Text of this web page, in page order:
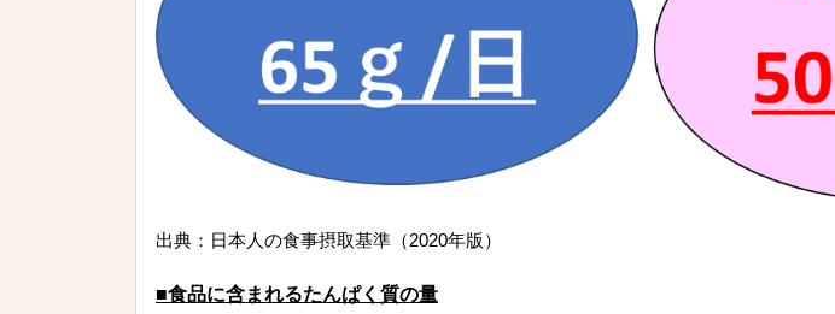
出典：日本人の食事摂取基準（2020年版）
■食品に含まれるたんぱく質の量